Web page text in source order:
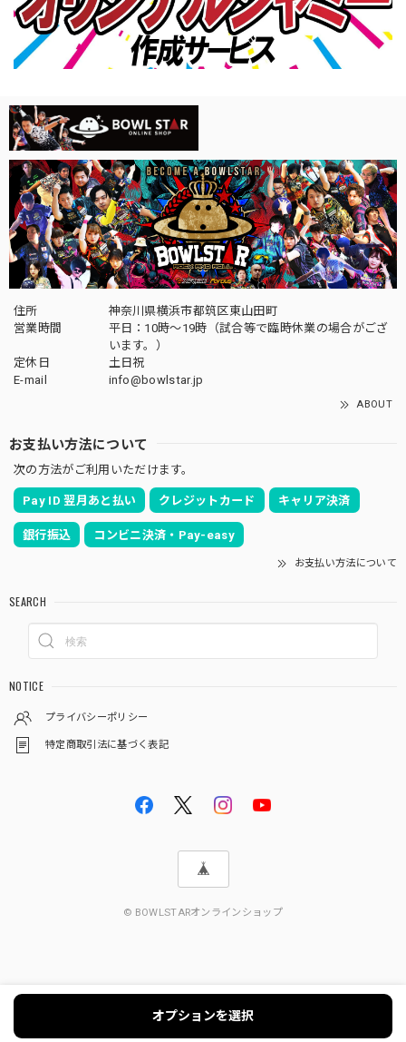
住所
神奈川県横浜市都筑区東山田町
営業時間
平日：10時～19時（試合等で臨時休業の場合がござ
います。）
定休日
土日祝
E-mail
info@bowlstar.jp
ABOUT
お支払い方法について
次の方法がご利用いただけます。
Pay ID 翌月あと払い クレジットカード キャリア決済
銀行振込 コンビニ決済・Pay-easy
お支払い方法について
SEARCH
NOTICE
プライバシーポリシー
特定商取引法に基づく表記
© BOWLSTARオンラインショップ
オプションを選択